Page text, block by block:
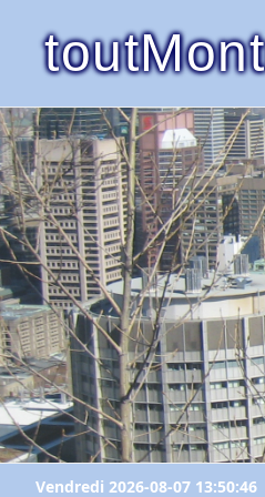
Vendredi 2026-08-07 13:50:46